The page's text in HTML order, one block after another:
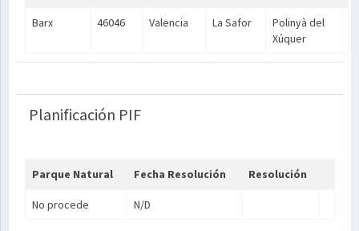
Barx 46046 Valencia La Safor
Polinyà del
Xúquer
Planificación PIF
Parque Natural Fecha Resolución Resolución
No procede N/D